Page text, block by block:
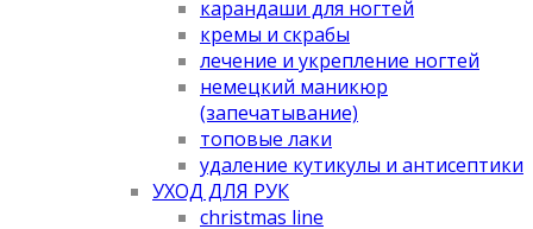
карандаши для ногтей
кремы и скрабы
лечение и укрепление ногтей
немецкий маникюр
(запечатывание)
топовые лаки
удаление кутикулы и антисептики
УХОД ДЛЯ РУК
christmas line